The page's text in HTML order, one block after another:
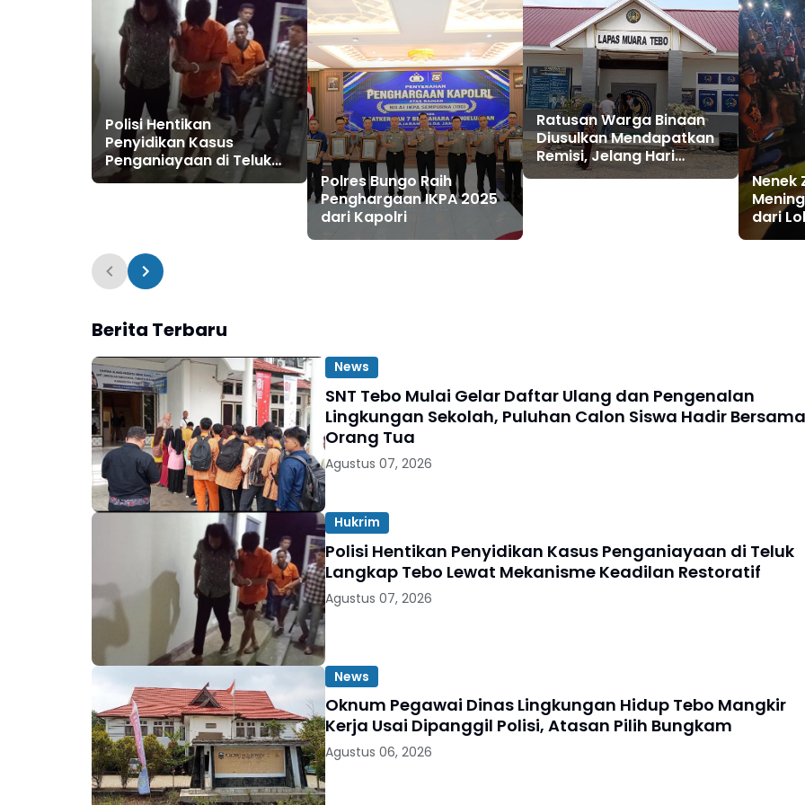
Polisi Hentikan
Penyidikan Kasus
Penganiayaan di Teluk
Langkap Tebo Lewat
Polres Bungo Raih
Penghargaan IKPA 2025
dari Kapolri
Ratusan Warga Binaan
Diusulkan Mendapatkan
Remisi, Jelang Hari
Kemerdekaan RI ke 81
Nenek
dari
SAR
Berita Terbaru
News
SNT Tebo Mulai Gelar Daftar Ulang dan Pengenalan
Lingkungan Sekolah, Puluhan Calon Siswa Hadir Bersama
Orang Tua
Agustus 07, 2026
Hukrim
Polisi Hentikan Penyidikan Kasus Penganiayaan di Teluk
Langkap Tebo Lewat Mekanisme Keadilan Restoratif
Agustus 07, 2026
News
Oknum Pegawai Dinas Lingkungan Hidup Tebo Mangkir
Kerja Usai Dipanggil Polisi, Atasan Pilih Bungkam
Agustus 06, 2026